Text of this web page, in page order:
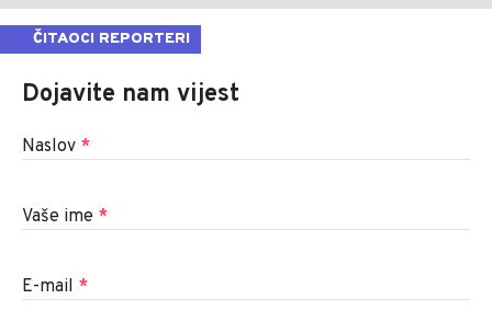
ČITAOCI REPORTERI
Dojavite nam vijest
Naslov *
Vaše ime *
E-mail *